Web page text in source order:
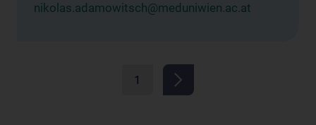
nikolas.adamowitsch@meduniwien.ac.at
1